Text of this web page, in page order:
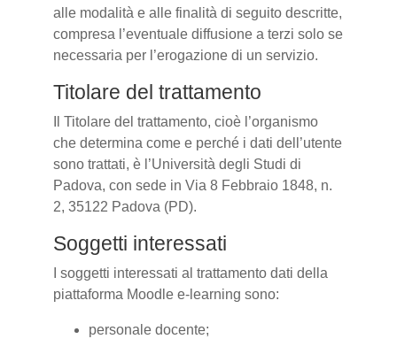
alle modalità e alle finalità di seguito descritte,
compresa l’eventuale diffusione a terzi solo se
necessaria per l’erogazione di un servizio.
Titolare del trattamento
Il Titolare del trattamento, cioè l’organismo
che determina come e perché i dati dell’utente
sono trattati, è l’Università degli Studi di
Padova, con sede in Via 8 Febbraio 1848, n.
2, 35122 Padova (PD).
Soggetti interessati
I soggetti interessati al trattamento dati della
piattaforma Moodle e-learning sono:
personale docente;